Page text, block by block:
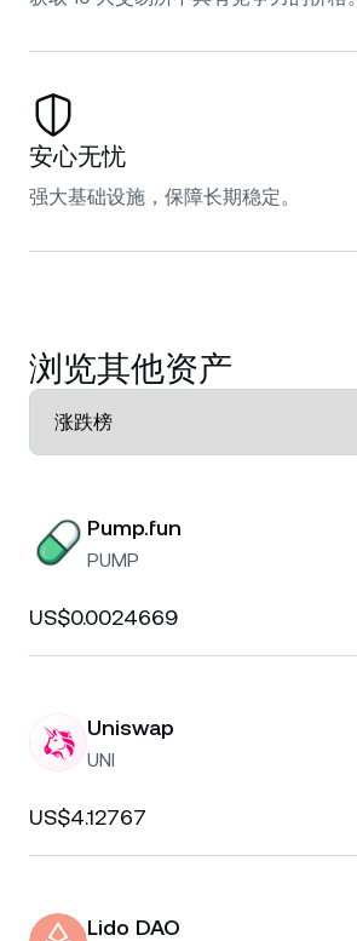
安心无忧
强大基础设施，保障长期稳定。
浏览其他资产
Pump.fun
PUMP
US$0.0024669
Uniswap
UNI
US$4.12767
Lido DAO